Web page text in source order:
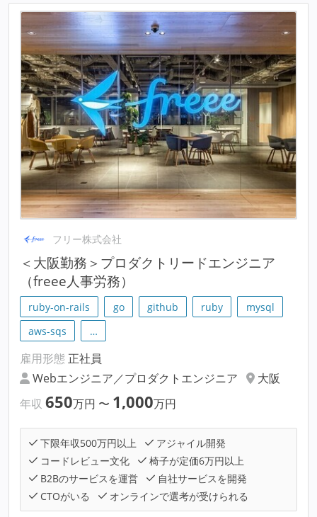
フリー株式会社
＜大阪勤務＞プロダクトリードエンジニア
（freee人事労務）
ruby-on-rails go github ruby
mysql
aws-sqs
…
雇用形態 正社員
Webエンジニア／プロダクトエンジニア
大阪
年収 650万円 〜 1,000万円
下限年収500万円以上
アジャイル開発
コードレビュー文化
椅子が定価6万円以上
B2Bのサービスを運営
自社サービスを開発
CTOがいる
オンラインで選考が受けられる